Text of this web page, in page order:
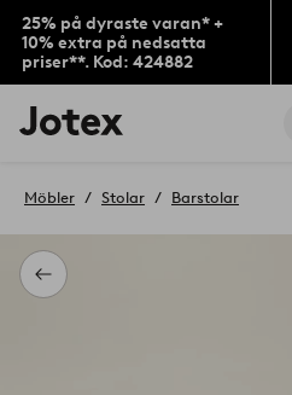
25% på dyraste varan* +
10% extra på nedsatta
priser**. Kod: 424882
Jotex
logotyp
till
Tillbaka
Möbler Stolar Barstolar